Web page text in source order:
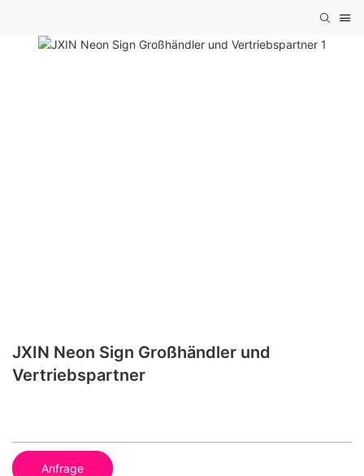
JXIN Neon Sign Großhändler und
Vertriebspartner
Anfrage